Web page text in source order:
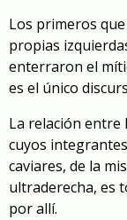
Los primeros
propias
enterraron el
es el único
La relación entre
cuyos
caviares, de la
ultraderecha, es
por allí.